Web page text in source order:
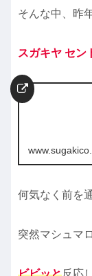
そんな中、昨
スガキヤ セン
何気なく前を
突然マシュマ
ビビッと反応